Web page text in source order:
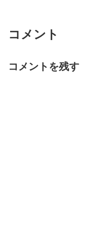
コメント
コメントを残す